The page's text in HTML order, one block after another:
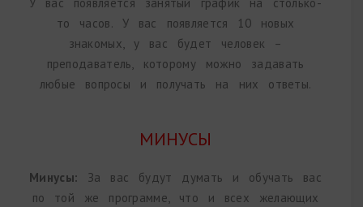
то часов. У вас появляется 10 новых
знакомых, у вас будет человек –
преподаватель, которому можно задавать
любые вопросы и получать на них ответы.
МИНУСЫ
Минусы: За вас будут думать и обучать вас
по той же программе, что и всех желающих